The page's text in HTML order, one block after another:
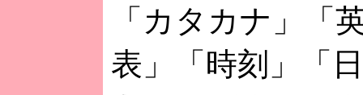
「カタカナ」「
表」「時刻」「